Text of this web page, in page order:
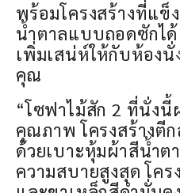
พร้อมโครงสร้างที่แข็
น้ำตาลแบบถอดซักไ
เพิ่มเสน่ห์ให้กับห้อง
คุณ
“โซฟาไม้สัก 2 ที่นั่งนี้
คุณภาพ โครงสร้างตี
ด้วยเบาะหุ้มผ้าสีน้ำ
ความสบายสูงสุด โคร